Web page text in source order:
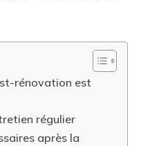
rénovation est
régulier
après la